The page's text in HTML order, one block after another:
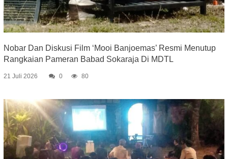
Nobar Dan Diskusi Film ‘Mooi Banjoemas’ Resmi Menutup
Rangkaian Pameran Babad Sokaraja Di MDTL
21 Juli 2026 0 80